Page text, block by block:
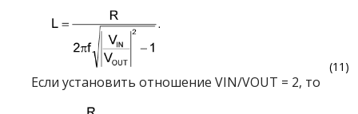
(11)
Если установить отношение VIN/VOUT = 2, то